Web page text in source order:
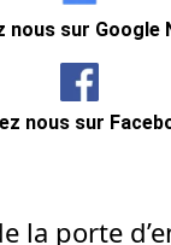
nous sur Google
nous sur
la porte